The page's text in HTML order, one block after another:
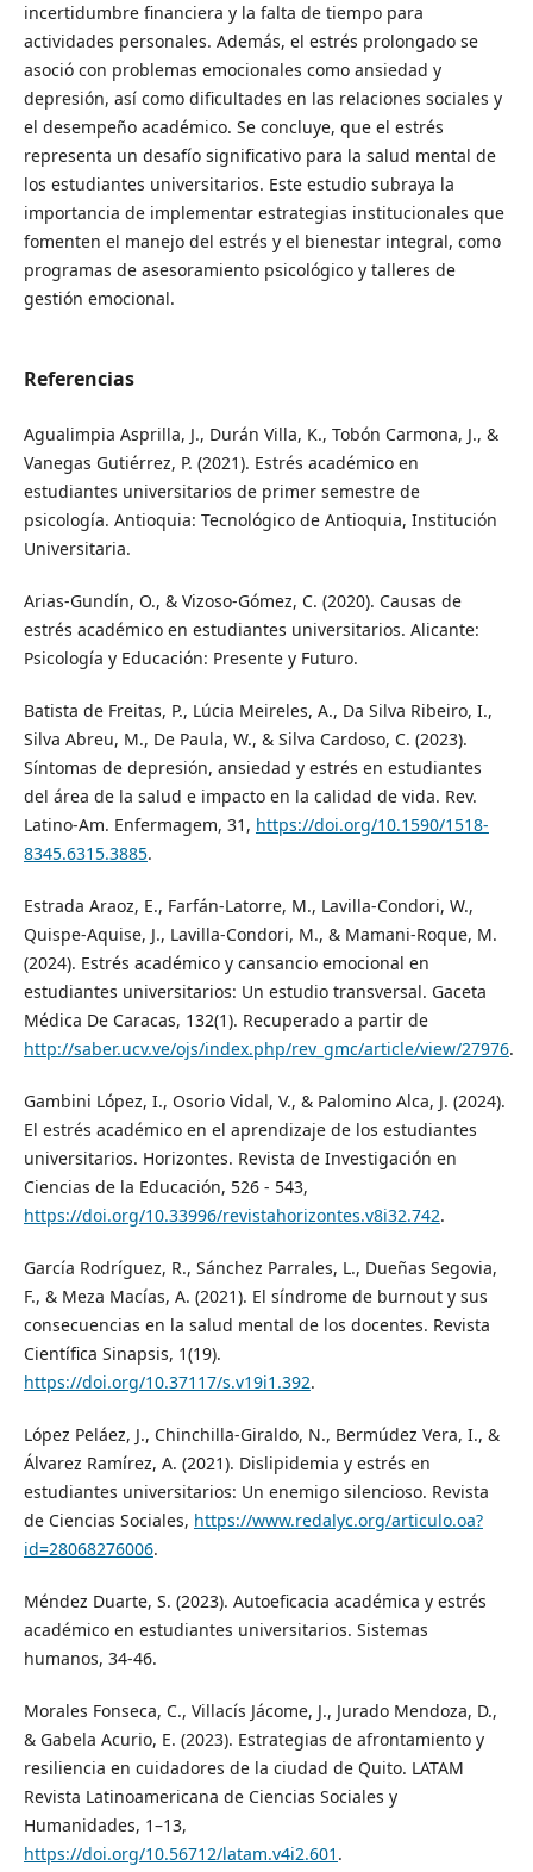
incertidumbre financiera y la falta de tiempo para
actividades personales. Además, el estrés prolongado se
asoció con problemas emocionales como ansiedad y
depresión, así como dificultades en las relaciones sociales y
el desempeño académico. Se concluye, que el estrés
representa un desafío significativo para la salud mental de
los estudiantes universitarios. Este estudio subraya la
importancia de implementar estrategias institucionales que
fomenten el manejo del estrés y el bienestar integral, como
programas de asesoramiento psicológico y talleres de
gestión emocional.
Referencias
Agualimpia Asprilla, J., Durán Villa, K., Tobón Carmona, J., &
Vanegas Gutiérrez, P. (2021). Estrés académico en
estudiantes universitarios de primer semestre de
psicología. Antioquia: Tecnológico de Antioquia, Institución
Universitaria.
Arias-Gundín, O., & Vizoso-Gómez, C. (2020). Causas de
estrés académico en estudiantes universitarios. Alicante:
Psicología y Educación: Presente y Futuro.
Batista de Freitas, P., Lúcia Meireles, A., Da Silva Ribeiro, I.,
Silva Abreu, M., De Paula, W., & Silva Cardoso, C. (2023).
Síntomas de depresión, ansiedad y estrés en estudiantes
del área de la salud e impacto en la calidad de vida. Rev.
Latino-Am. Enfermagem, 31, https://doi.org/10.1590/1518-
8345.6315.3885.
Estrada Araoz, E., Farfán-Latorre, M., Lavilla-Condori, W.,
Quispe-Aquise, J., Lavilla-Condori, M., & Mamani-Roque, M.
(2024). Estrés académico y cansancio emocional en
estudiantes universitarios: Un estudio transversal. Gaceta
Médica De Caracas, 132(1). Recuperado a partir de
http://saber.ucv.ve/ojs/index.php/rev_gmc/article/view/27976.
Gambini López, I., Osorio Vidal, V., & Palomino Alca, J. (2024).
El estrés académico en el aprendizaje de los estudiantes
universitarios. Horizontes. Revista de Investigación en
Ciencias de la Educación, 526 - 543,
https://doi.org/10.33996/revistahorizontes.v8i32.742.
García Rodríguez, R., Sánchez Parrales, L., Dueñas Segovia,
F., & Meza Macías, A. (2021). El síndrome de burnout y sus
consecuencias en la salud mental de los docentes. Revista
Científica Sinapsis, 1(19).
https://doi.org/10.37117/s.v19i1.392.
López Peláez, J., Chinchilla-Giraldo, N., Bermúdez Vera, I., &
Álvarez Ramírez, A. (2021). Dislipidemia y estrés en
estudiantes universitarios: Un enemigo silencioso. Revista
de Ciencias Sociales, https://www.redalyc.org/articulo.oa?
id=28068276006.
Méndez Duarte, S. (2023). Autoeficacia académica y estrés
académico en estudiantes universitarios. Sistemas
humanos, 34-46.
Morales Fonseca, C., Villacís Jácome, J., Jurado Mendoza, D.,
& Gabela Acurio, E. (2023). Estrategias de afrontamiento y
resiliencia en cuidadores de la ciudad de Quito. LATAM
Revista Latinoamericana de Ciencias Sociales y
Humanidades, 1–13,
https://doi.org/10.56712/latam.v4i2.601 .